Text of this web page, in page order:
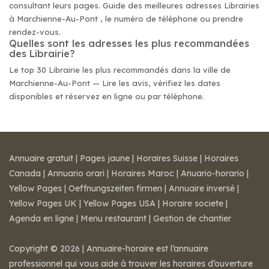
consultant leurs pages. Guide des meilleures adresses Librairies
à Marchienne-Au-Pont , le numéro de téléphone ou prendre
rendez-vous.
Quelles sont les adresses les plus recommandées
des Librairie?
Le top 30 Librairie les plus recommandés dans la ville de
Marchienne-Au-Pont — Lire les avis, vérifiez les dates
disponibles et réservez en ligne ou par téléphone.
Annuaire gratuit | Pages jaune | Horaires Suisse | Horaires
Canada | Annuario orari | Horaires Maroc | Anuario-horario |
Yellow Pages | Oeffnungszeiten firmen | Annuaire inversé |
Yellow Pages UK | Yellow Pages USA | Horaire societe |
Agenda en ligne | Menu restaurant | Gestion de chantier
Copyright © 2026 | Annuaire-horaire est l’annuaire
professionnel qui vous aide à trouver les horaires d’ouverture